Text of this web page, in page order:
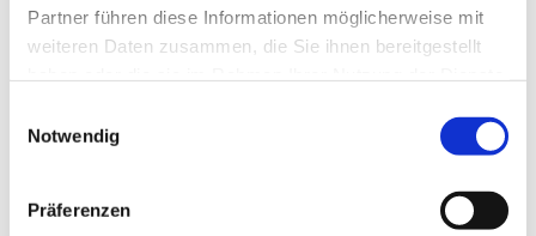
Partner führen diese Informationen möglicherweise mit
weiteren Daten zusammen, die Sie ihnen bereitgestellt
Notwendig
Präferenzen